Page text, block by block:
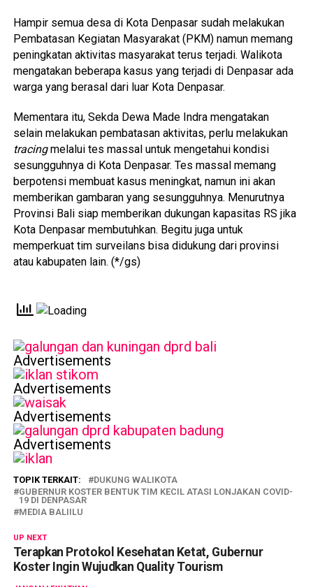
Hampir semua desa di Kota Denpasar sudah melakukan
Pembatasan Kegiatan Masyarakat (PKM) namun memang
peningkatan aktivitas masyarakat terus terjadi. Walikota
mengatakan beberapa kasus yang terjadi di Denpasar ada
warga yang berasal dari luar Kota Denpasar.
Mementara itu, Sekda Dewa Made Indra mengatakan
selain melakukan pembatasan aktivitas, perlu melakukan
tracingmelalui tes massal untuk mengetahui kondisi
sesungguhnya di Kota Denpasar. Tes massal memang
berpotensi membuat kasus meningkat, namun ini akan
memberikan gambaran yang sesungguhnya. Menurutnya
Provinsi Bali siap memberikan dukungan kapasitas RS jika
Kota Denpasar membutuhkan. Begitu juga untuk
memperkuat tim surveilans bisa didukung dari provinsi
atau kabupaten lain. (*/gs)
Advertisements
Advertisements
Advertisements
Advertisements
TOPIK TERKAIT:
DUKUNG WALIKOTA
GUBERNUR KOSTER BENTUK TIM KECIL ATASI LONJAKAN COVID-
19 DI DENPASAR
MEDIA BALIILU
UP NEXT
Terapkan Protokol Kesehatan Ketat, Gubernur
Koster Ingin Wujudkan Quality Tourism